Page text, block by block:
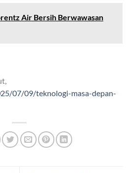
Air Bersih Berwawasan
07/09/teknologi-masa-depan-